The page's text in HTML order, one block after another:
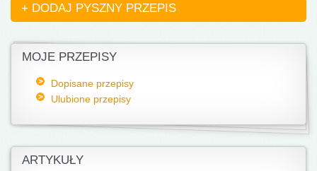
+ DODAJ PYSZNY PRZEPIS
MOJE PRZEPISY
Dopisane przepisy
Ulubione przepisy
ARTYKUŁY